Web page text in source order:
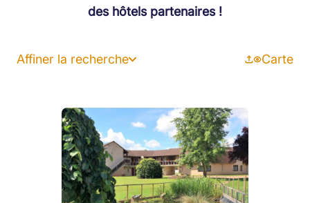
des hôtels partenaires !
Affiner la recherche Carte